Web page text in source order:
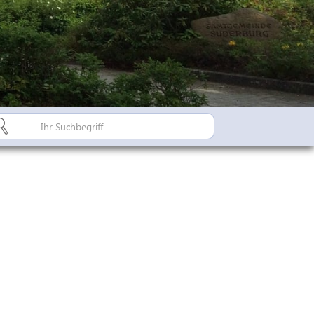
Land
Bürgerinfo A-Z
Dorfregion /
Suderburg - Stahlbachtal